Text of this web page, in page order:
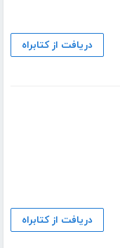
دریافت از کتابراه
دریافت از کتابراه